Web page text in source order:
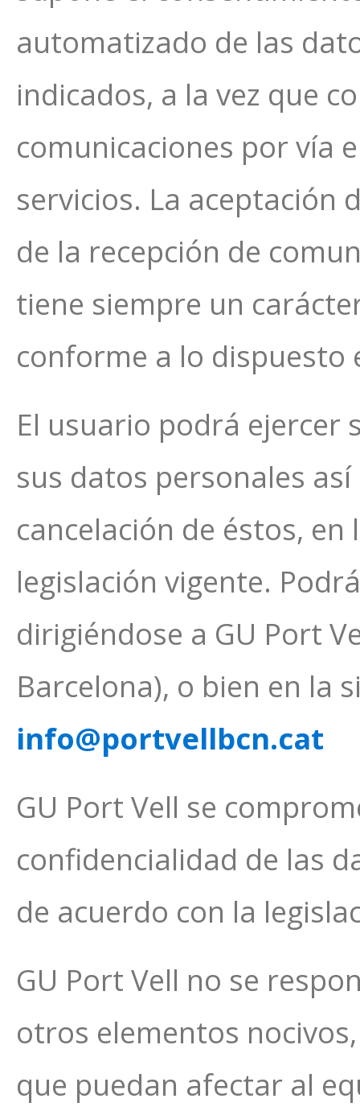
automatizado de las
indicados, a la vez que
comunicaciones por vía
servicios. La aceptación
de la recepción de
tiene siempre un
conforme a lo dispuesto
El usuario podrá ejercer
sus datos personales
cancelación de éstos,
legislación vigente.
dirigiéndose a GU Port
Barcelona), o bien en la
info@portvellbcn.cat
GU Port Vell se
confidencialidad de las
de acuerdo con la
GU Port Vell no se
otros elementos
que puedan afectar al